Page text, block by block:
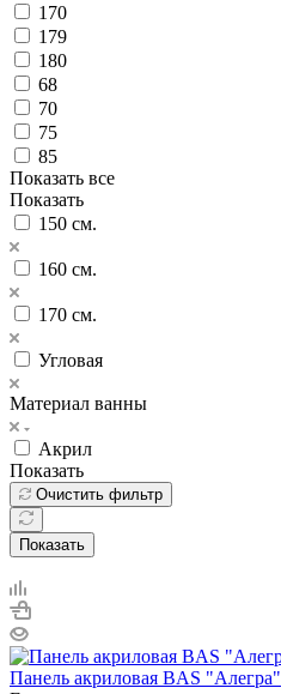
170
179
180
68
70
75
85
Показать все
Показать
150 см.
160 см.
170 см.
Угловая
Материал ванны
Акрил
Показать
Очистить фильтр
Показать
Панель акриловая BAS "Алегра"